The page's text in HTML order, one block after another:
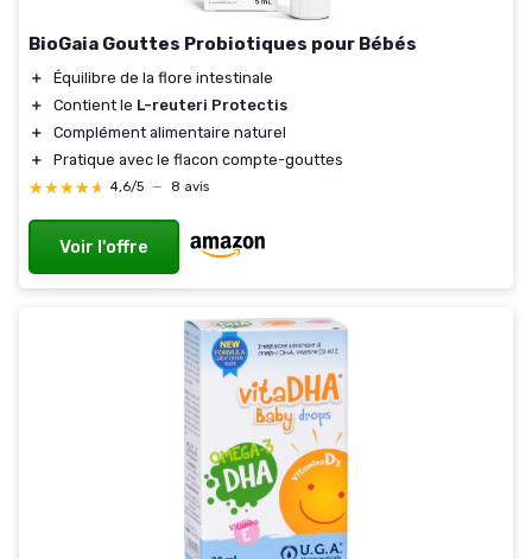
BioGaia Gouttes Probiotiques pour Bébés
＋
Équilibre de la flore intestinale
＋
Contient le L-reuteri Protectis
＋
Complément alimentaire naturel
＋
Pratique avec le flacon compte-gouttes
★★★★★
★★★★★ 4,6/5 — 8 avis
Voir l'offre